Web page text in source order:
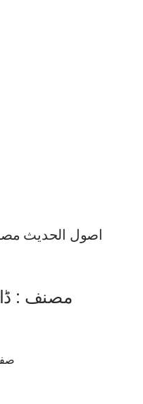
اصول الحدیث
مصنف :